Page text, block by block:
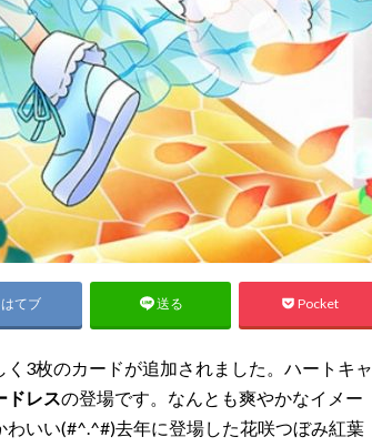
はてブ 送る Pocket
く3枚のカードが追加されました。ハートキャ
ドレスの登場です。なんとも爽やかなイメー
いい(#^.^#)去年に登場した花咲つぼみ紅葉